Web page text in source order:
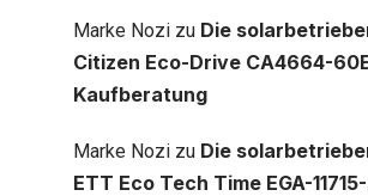
Marke Nozizu Die
Citizen Eco-Drive CA4664-
Kaufberatung
Marke Nozizu Die
ETT Eco Tech Time EGA-